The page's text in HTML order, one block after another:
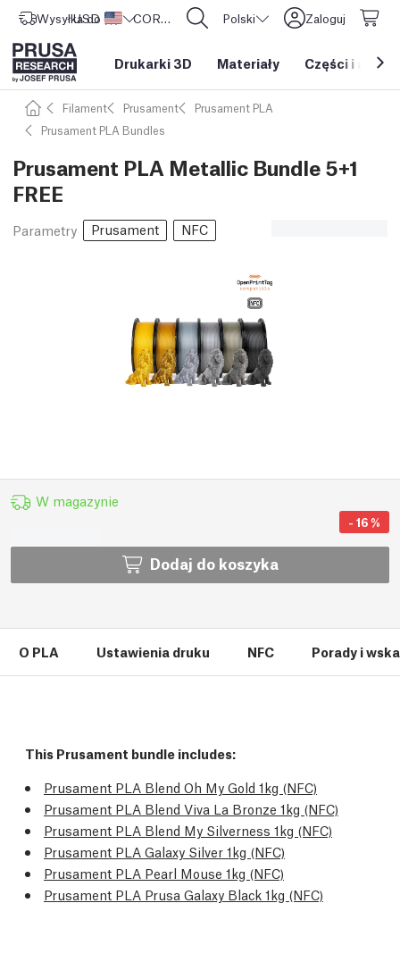
Wysyłka do Stany Zjednoczone
USD ($) CORE One L: Już w sprzedaży! Polski Zaloguj
Drukarki 3D Materiały Części i
Filament Prusament
Prusament PLA
Prusament PLA Bundles
Prusament PLA Metallic Bundle 5+1
FREE
Parametry Prusament NFC
W magazynie
- 16%
Dodaj do koszyka
O PLA Ustawienia druku NFC Porady i
This Prusament bundle includes:
Prusament PLA Blend Oh My Gold 1kg (NFC)
Prusament PLA Blend Viva La Bronze 1kg (NFC)
Prusament PLA Blend My Silverness 1kg (NFC)
Prusament PLA Galaxy Silver 1kg (NFC)
Prusament PLA Pearl Mouse 1kg (NFC)
Prusament PLA Prusa Galaxy Black 1kg (NFC)